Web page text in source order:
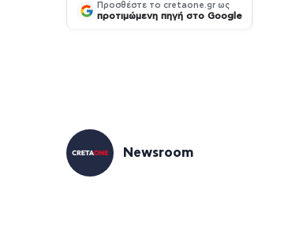
Προσθέστε το cretaone.gr ως
προτιμώμενη πηγή στο Google
Newsroom